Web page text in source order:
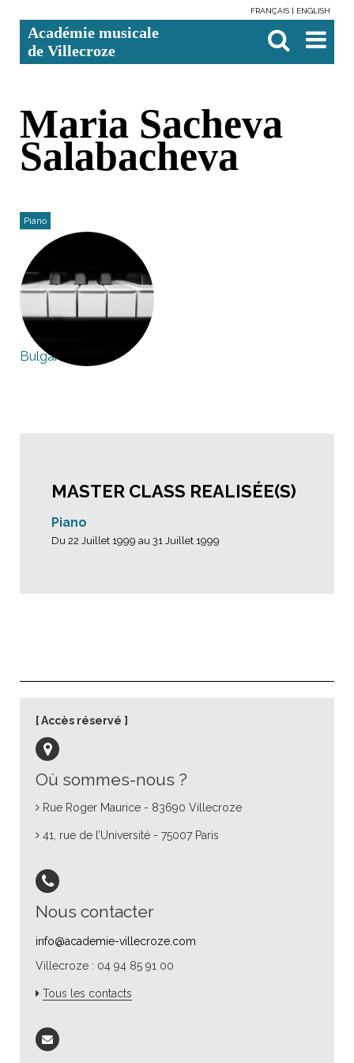
contenu.
Aller
à
personnels
FRANÇAIS ENGLISH
Académie musicale
de Villecroze

avancée…
Maria Sacheva
Salabacheva
Piano
Bulgarie
MASTER CLASS REALISÉE(S)
Piano
Du 22 Juillet 1999 au 31 Juillet 1999
Où sommes-nous ?
Rue Roger Maurice - 83690 Villecroze
41, rue de l’Université - 75007 Paris
Nous contacter
info@academie-villecroze.com
Villecroze : 04 94 85 91 00
Tous les contacts
Accès réservé